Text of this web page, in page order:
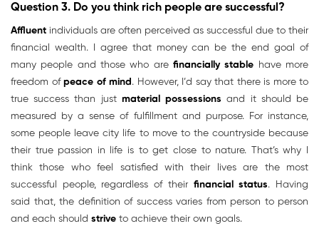
Question 3. Do you think rich people are successful?
Affluent individuals are often perceived as successful due to their
financial wealth. I agree that money can be the end goal of
many people and those who arefinancially stable have more
freedom of peace of mind. However, I’d say that there is more to
true success than just material possessions and it should be
measured by a sense of fulfillment and purpose. For instance,
some people leave city life to move to the countryside because
their true passion in life is to get close to nature. That’s why I
think those who feel satisfied with their lives are the most
successful people, regardless of their financial status. Having
said that, the definition of success varies from person to person
and each should strive to achieve their own goals.